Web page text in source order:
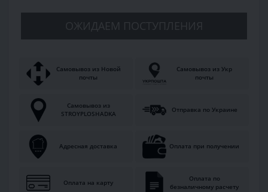
ОЖИДАЕМ ПОСТУПЛЕНИЯ
Самовывоз из Новой
почты
Самовывоз из Укр
почты
Самовывоз из
STROYPLOSHADKA
Отправка по Украине
Адресная доставка Оплата при получении
Оплата на карту
Оплата по
безналичному расчету